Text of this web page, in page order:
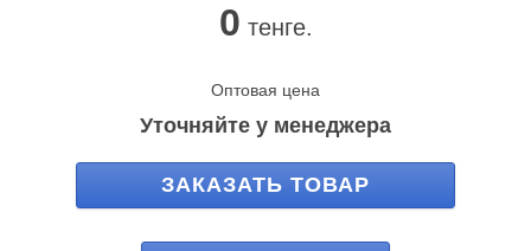
0 тенге.
Оптовая цена
Уточняйте у менеджера
ЗАКАЗАТЬ ТОВАР